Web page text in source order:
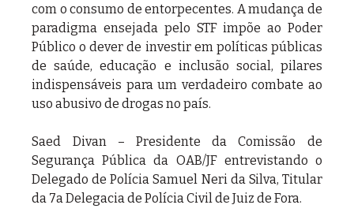
com o consumo de entorpecentes. A mudança de
paradigma ensejada pelo STF impõe ao Poder
Público o dever de investir em políticas públicas
de saúde, educação e inclusão social, pilares
indispensáveis para um verdadeiro combate ao
uso abusivo de drogas no país.
Saed Divan – Presidente da Comissão de
Segurança Pública da OAB/JF entrevistando o
Delegado de Polícia Samuel Neri da Silva, Titular
da 7a Delegacia de Polícia Civil de Juiz de Fora.